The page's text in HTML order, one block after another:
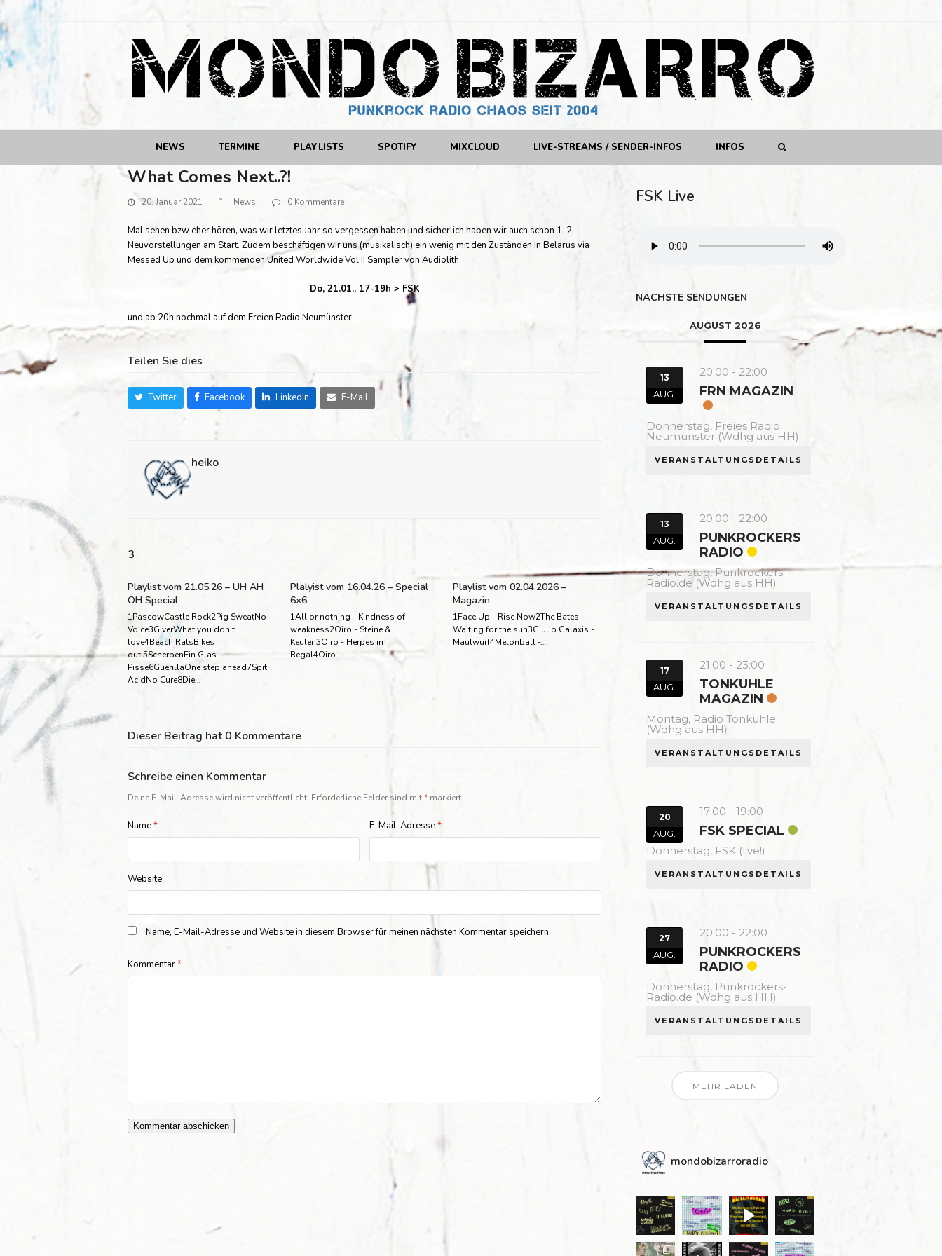
NEWS TERMINE PLAYLISTS SPOTIFY MIXCLOUD LIVE-STREAMS / SENDER-INFOS INFOS
What Comes Next..?!
20. Januar 2021 News 0 Kommentare
Mal sehen bzw eher hören, was wir letztes Jahr so vergessen haben und sicherlich haben wir auch schon 1-2
Neuvorstellungen am Start. Zudem beschäftigen wir uns (musikalisch) ein wenig mit den Zuständen in Belarus via
Messed Up und dem kommenden United Worldwide Vol II Sampler von Audiolith.
Do, 21.01., 17-19h > FSK
und ab 20h nochmal auf dem Freien Radio Neumünster…
Teilen Sie dies
Twitter Facebook LinkedIn E-Mail
heiko
3
Playlist vom 21.05.26 – UH AH
OH Special
1PascowCastle Rock2Pig SweatNo
Voice3GiverWhat you don’t
love4Beach RatsBikes
out!5ScherbenEin Glas
Pisse6GuerillaOne step ahead7Spit
AcidNo Cure8Die…
Plalyist vom 16.04.26 – Special
6×6
1All or nothing - Kindness of
weakness2Oiro - Steine &
Keulen3Oiro - Herpes im
Regal4Oiro…
Playlist vom 02.04.2026 –
Magazin
1Face Up - Rise Now2The Bates -
Waiting for the sun3Giulio Galaxis -
Maulwurf4Melonball -…
Dieser Beitrag hat 0 Kommentare
Schreibe einen Kommentar
Deine E-Mail-Adresse wird nicht veröffentlicht. Erforderliche Felder sind mit* markiert
Name* E-Mail-Adresse*
Website
Name, E-Mail-Adresse und Website in diesem Browser für meinen nächsten Kommentar speichern.
Kommentar*
FSK Live
NÄCHSTE SENDUNGEN
AUGUST 2026
13
AUG.
20:00 - 22:00
FRN MAGAZIN
Donnerstag, Freies Radio
Neumünster (Wdhg aus HH)
VERANSTALTUNGSDETAILS
13
AUG.
20:00 - 22:00
PUNKROCKERS
RADIO
Donnerstag,Punkrockers-
Radio.de (Wdhg aus HH)
VERANSTALTUNGSDETAILS
17
AUG.
21:00 - 23:00
TONKUHLE
MAGAZIN
Montag, Radio Tonkuhle
(Wdhg aus HH)
VERANSTALTUNGSDETAILS
20
AUG.
17:00 -19:00
FSK SPECIAL
Donnerstag, FSK (live!)
VERANSTALTUNGSDETAILS
27
AUG.
20:00 - 22:00
PUNKROCKERS
RADIO
Donnerstag, Punkrockers-
Radio.de (Wdhg aus HH)
VERANSTALTUNGSDETAILS
MEHR LADEN
mondobizarroradio